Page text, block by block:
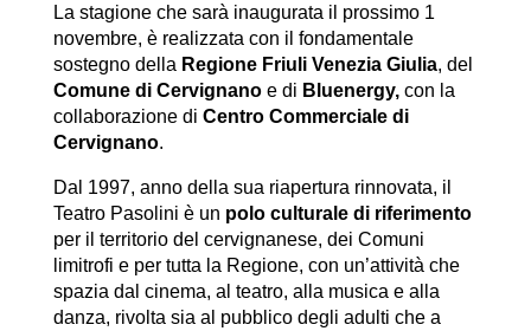
La stagione che sarà inaugurata il prossimo 1
novembre, è realizzata con il fondamentale
sostegno della Regione Friuli Venezia Giulia, del
Comune di Cervignano e di Bluenergy, con la
collaborazione di Centro Commerciale di
Cervignano.
Dal 1997, anno della sua riapertura rinnovata, il
Teatro Pasolini è un polo culturale di riferimento
per il territorio del cervignanese, dei Comuni
limitrofi e per tutta la Regione, con un’attività che
spazia dal cinema, al teatro, alla musica e alla
danza, rivolta sia al pubblico degli adulti che a